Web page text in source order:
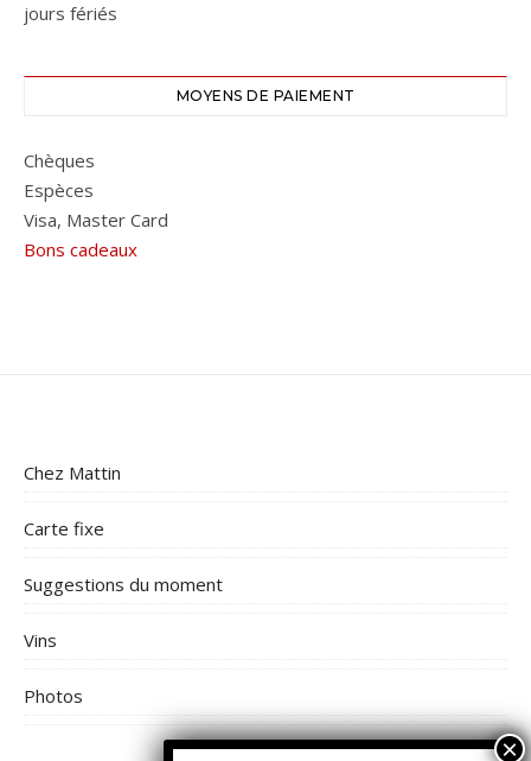
jours fériés
MOYENS DE PAIEMENT
Chèques
Espèces
Visa, Master Card
Bons cadeaux
Chez Mattin
Carte fixe
Suggestions du moment
Vins
Photos